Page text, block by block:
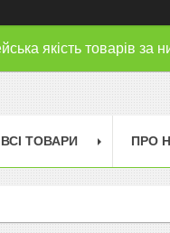
якість товарів
ВСІ ТОВАРИ ПРО